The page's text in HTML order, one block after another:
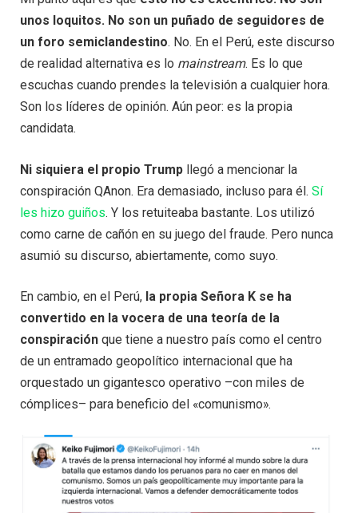
unos loquitos. No son un puñado de seguidores de
un foro semiclandestino. No. En el Perú, este discurso
de realidad alternativa es lo mainstream. Es lo que
escuchas cuando prendes la televisión a cualquier hora.
Son los líderes de opinión. Aún peor: es la propia
candidata.
Ni siquiera el propio Trump llegó a mencionar la
conspiración QAnon. Era demasiado, incluso para él. Sí
les hizo guiños. Y los retuiteaba bastante. Los utilizó
como carne de cañón en su juego del fraude. Pero nunca
asumió su discurso, abiertamente, como suyo.
En cambio, en el Perú, la propia Señora K se ha
convertido en la vocera de una teoría de la
conspiración que tiene a nuestro país como el centro
de un entramado geopolítico internacional que ha
orquestado un gigantesco operativo –con miles de
cómplices– para beneficio del «comunismo».